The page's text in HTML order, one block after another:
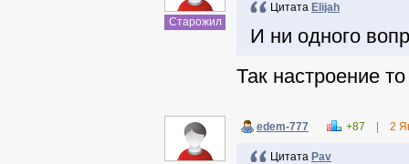
Старожил
Цитата Elijah
И ни одного
Так настроение
edem-777 +87 2
Цитата Pav